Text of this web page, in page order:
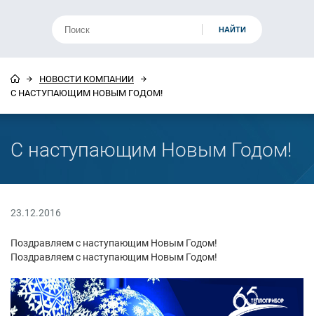
НОВОСТИ КОМПАНИИ
С НАСТУПАЮЩИМ НОВЫМ ГОДОМ!
С наступающим Новым Годом!
23.12.2016
Поздравляем с наступающим Новым Годом!
Поздравляем с наступающим Новым Годом!